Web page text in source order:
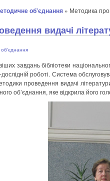
об’єднання » Методика
видачі
завдань бібліотеки
роботі. Система
проведення видачі
об’єднання, яке відкрила його